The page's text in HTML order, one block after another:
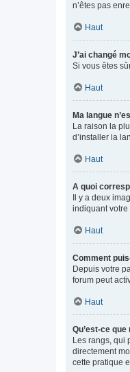
n’êtes pas
Haut
J’ai changé
Si vous êtes
Haut
Ma langue
La raison la
d’installer la
Haut
A quoi
Il y a deux
indiquant votre
Haut
Comment
Depuis votre
forum peut
Haut
Qu’est-ce
Les rangs, qui
directement
cette pratique